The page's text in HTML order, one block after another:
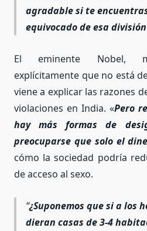
agradable si te
equivocado de esa división
El eminente Nobel,
explícitamente que no está
viene a explicar las razones
violaciones en India. «Pero
hay más formas de
preocuparse que solo el
cómo la sociedad podría
de acceso al sexo.
¿Suponemos que si a los
dieran casas de 3-4